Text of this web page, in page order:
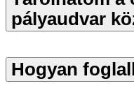
pályaudvar
Hogyan